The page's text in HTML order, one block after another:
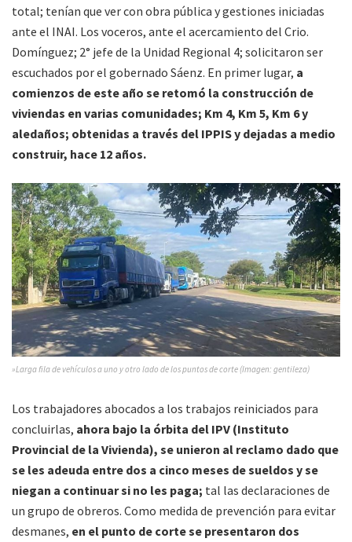
total; tenían que ver con obra pública y gestiones iniciadas
ante el INAI. Los voceros, ante el acercamiento del Crio.
Domínguez; 2° jefe de la Unidad Regional 4; solicitaron ser
escuchados por el gobernado Sáenz. En primer lugar, a
comienzos de este año se retomó la construcción de
viviendas en varias comunidades; Km 4, Km 5, Km 6 y
aledaños; obtenidas a través del IPPIS y dejadas a medio
construir, hace 12 años.
»Larga fila de vehículos a uno y otro lado de los puntos de corte (Imagen: gentileza)
Los trabajadores abocados a los trabajos reiniciados para
concluirlas, ahora bajo la órbita del IPV (Instituto
Provincial de la Vivienda), se unieron al reclamo dado que
se les adeuda entre dos a cinco meses de sueldos y se
niegan a continuar si no les paga; tal las declaraciones de
un grupo de obreros. Como medida de prevención para evitar
desmanes, en el punto de corte se presentaron dos